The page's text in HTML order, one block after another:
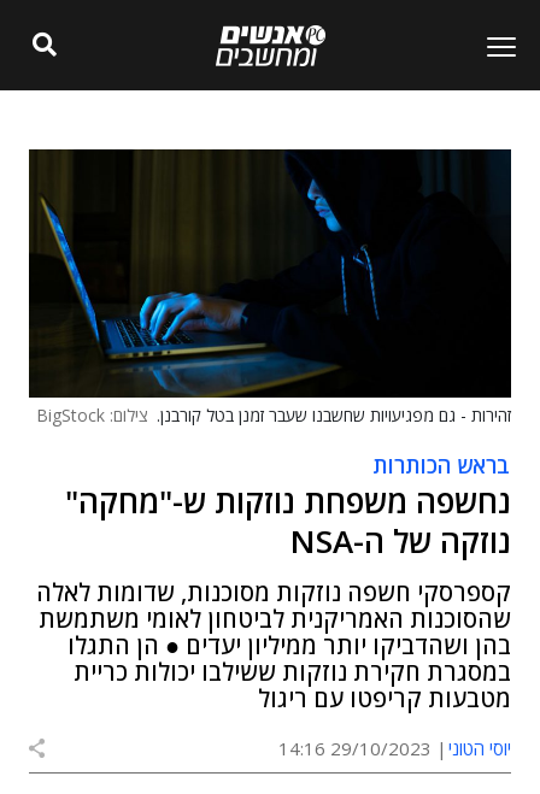
זהירות - גם מפגיעויות שחשבנו שעבר זמנן בטל קורבנן. צילום: BigStock
בראש הכותרות
נחשפה משפחת נוזקות ש-"מחקה"
נוזקה של ה-NSA
קספרסקי חשפה נוזקות מסוכנות, שדומות לאלה
שהסוכנות האמריקנית לביטחון לאומי משתמשת
בהן ושהדביקו יותר ממיליון יעדים ● הן התגלו
במסגרת חקירת נוזקות ששילבו יכולות כריית
מטבעות קריפטו עם ריגול
יוסי הטוני 29/10/2023 14:16